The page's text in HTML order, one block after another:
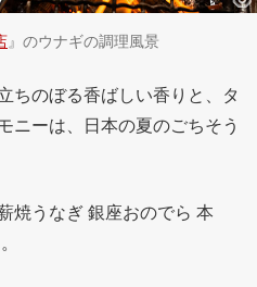
』のウナギの調理風景
ちのぼる香ばしい香りと、タ
ニーは、日本の夏のごちそう
焼うなぎ 銀座おのでら 本